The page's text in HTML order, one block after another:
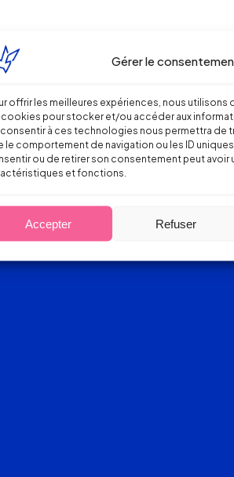
Gérer le
offrir les meilleures expériences, nous
cookies pour stocker et/ou accéder aux
à ces technologies nous permettra de
le comportement de navigation ou les ID
ou de retirer son consentement peut avoir
et fonctions.
Accepter Refuser